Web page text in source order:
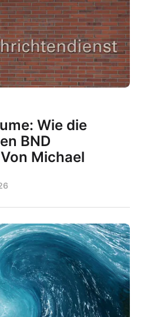
Wie die
BND
Michael